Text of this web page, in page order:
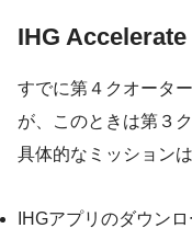
IHG
すでに第４クオータ
が、このときは第３
具体的なミッション
IHGアプリのダウン